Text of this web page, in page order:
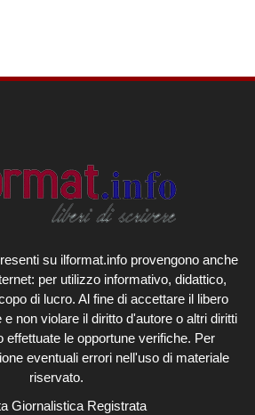
su ilformat.info provengono anche
per utilizzo informativo, didattico,
di lucro. Al fine di accettare il libero
non violare il diritto d'autore o altri diritti
effettuate le opportune verifiche. Per
eventuali errori nell'uso di materiale
riservato.
Giornalistica Registrata